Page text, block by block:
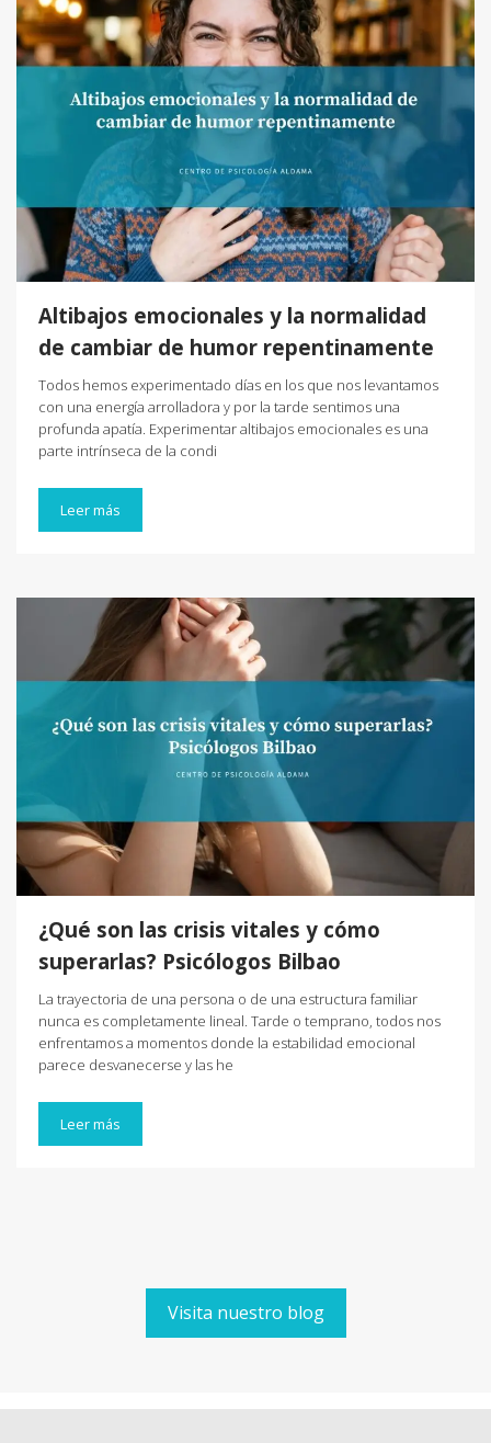
Altibajos emocionales y la normalidad
de cambiar de humor repentinamente
Todos hemos experimentado días en los que nos levantamos
con una energía arrolladora y por la tarde sentimos una
profunda apatía. Experimentar altibajos emocionales es una
parte intrínseca de la condi
Leer más
¿Qué son las crisis vitales y cómo
superarlas? Psicólogos Bilbao
La trayectoria de una persona o de una estructura familiar
nunca es completamente lineal. Tarde o temprano, todos nos
enfrentamos a momentos donde la estabilidad emocional
parece desvanecerse y las he
Leer más
Visita nuestro blog